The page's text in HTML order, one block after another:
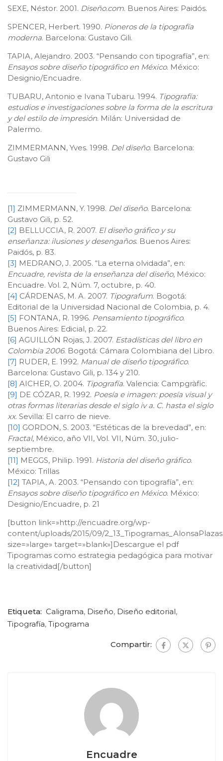
SEXE, Néstor. 2001. Diseño.com. Buenos Aires: Paidós.
SPENCER, Herbert. 1990. Pioneros de la tipografía
moderna. Barcelona: Gustavo Gili.
TAPIA, Alejandro. 2003. “Pensando con tipografía”, en:
Ensayos sobre diseño tipográfico en México. México:
Designio/Encuadre.
TUBARU, Antonio e Ivana Tubaru. 1994. Tipografía:
estudios e investigaciones sobre la forma de la escritura
y del estilo de impresión. Milán: Universidad de
Palermo.
ZIMMERMANN, Yves. 1998. Del diseño. Barcelona:
Gustavo Gili
[1] ZIMMERMANN, Y. 1998. Del diseño. Barcelona:
Gustavo Gili, p. 52.
[2] BELLUCCIA, R. 2007. El diseño gráfico y su
enseñanza: ilusiones y desengaños. Buenos Aires:
Paidós, p. 83.
[3] MEDRANO, J. 2005. “La eterna olvidada”, en:
Encuadre, revista de la enseñanza del diseño, México:
Encuadre. Vol. 2, Núm. 7, octubre, p. 40.
[4] CÁRDENAS, M. A. 2007. Tipografum. Bogotá:
Editorial de la Universidad Nacional de Colombia, p. 4.
[5] FONTANA, R. 1996. Pensamiento tipográfico.
Buenos Aires: Edicial, p. 22.
[6] AGUILLÓN Rojas, J. 2007. Estadísticas del libro en
Colombia 2006. Bogotá: Cámara Colombiana del Libro.
[7] RUDER, E. 1992. Manual de diseño tipográfico.
Barcelona: Gustavo Gili, p. 134 y 210.
[8] AICHER, O. 2004. Tipografía. Valencia: Campgràfic.
[9] DE CÓZAR, R. 1992. Poesía e imagen: poesía visual y
otras formas literarias desde el siglo iv a. C. hasta el siglo
xx. Sevilla: El carro de nieve.
[10] GORDON, S. 2003. “Estéticas de la brevedad”, en:
Fractal, México, año VII, Vol. VII, Núm. 30, julio-
septiembre.
[11] MEGGS, Philip. 1991. Historia del diseño gráfico.
México: Trillas
[12] TAPIA, A. 2003. “Pensando con tipografía”, en:
Ensayos sobre diseño tipográfico en México. México:
Designio/Encuadre, p. 21
[button link=»http://encuadre.org/wp-
content/uploads/2015/09/
size=»large» target=»blank»]Descargue el pdf
Tipogramas como estrategia pedagógica para motivar
la creatividad[/button]
Etiqueta: Caligrama, Diseño, Diseño editorial,
Tipografía, Tipograma
Compartir:
Encuadre